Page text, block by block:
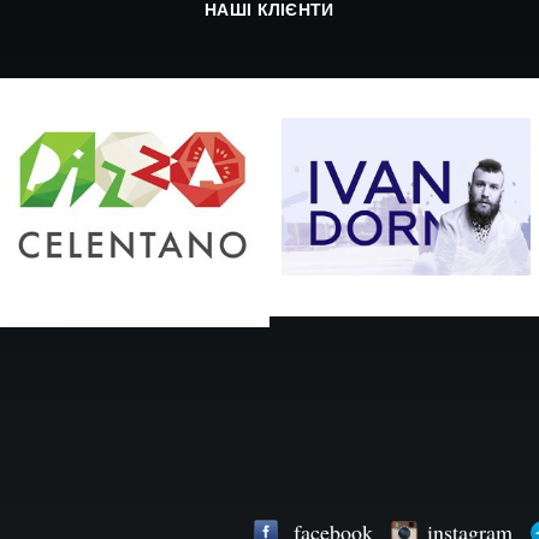
НАШІ КЛІЄНТИ
facebook instagram